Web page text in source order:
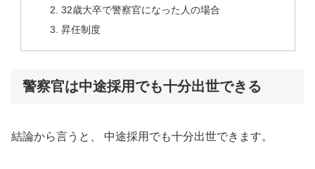
32歳大卒で警察官になった人の場合
昇任制度
警察官は中途採用でも十分出世できる
結論から言うと、 中途採用でも十分出世できます。